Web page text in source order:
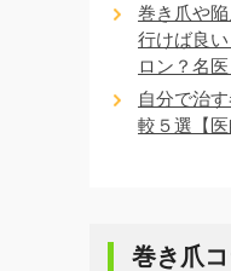
巻き爪や
行けば良
ロン？名
自分で治
較５選【医
巻き爪